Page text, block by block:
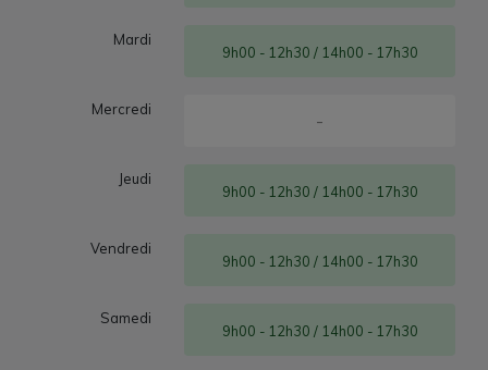
Mardi
9h00 - 12h30 / 14h00 - 17h30
Mercredi
-
Jeudi
9h00 - 12h30 / 14h00 - 17h30
Vendredi
9h00 - 12h30 / 14h00 - 17h30
Samedi
9h00 - 12h30 / 14h00 - 17h30